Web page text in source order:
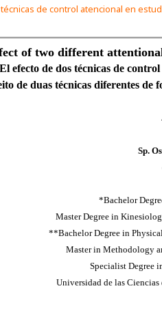
de control atencional en